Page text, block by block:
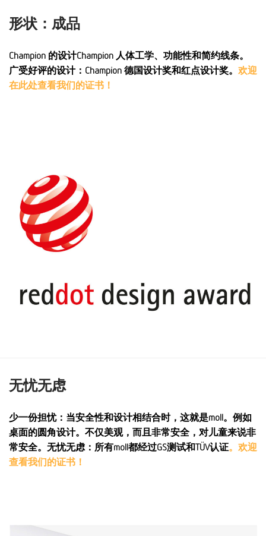
形状：成品
Champion 的设计Champion 人体工学、功能性和简约线条。
广受好评的设计：Champion 德国设计奖和红点设计奖。 欢迎
在此处查看我们的证书！
无忧无虑
少一份担忧：当安全性和设计相结合时，这就是moll。例如
桌面的圆角设计。不仅美观，而且非常安全，对儿童来说非
常安全。无忧无虑：所有moll都经过GS测试和TÜV认证。欢迎
查看我们的证书！